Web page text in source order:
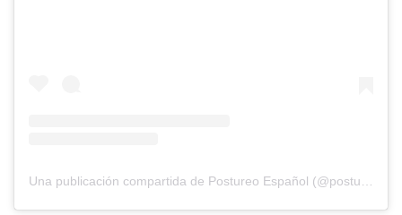
Una publicación compartida de Postureo Español (@postureoespanol)